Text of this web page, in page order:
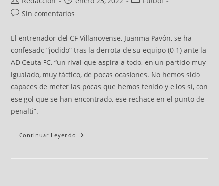
Sin comentarios
El entrenador del CF Villanovense, Juanma Pavón, se ha
confesado “jodido” tras la derrota de su equipo (0-1) ante la
AD Ceuta FC, “un rival que aspira a todo, en un partido muy
igualado, muy táctico, de pocas ocasiones. No hemos sido
capaces de meter las pocas que hemos tenido y ellos sí, con
ese gol que se han encontrado, ese rechace en el punto de
penalti”.
Continuar Leyendo